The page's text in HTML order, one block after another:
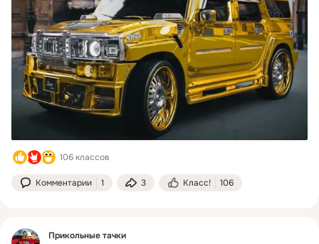
106 классов
Комментарии 1 3 Класс! 106
Прикольные тачки